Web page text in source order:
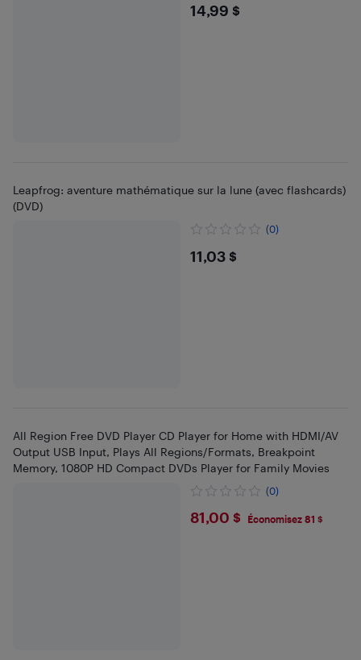
$14.99
14,99 $
Leapfrog: aventure mathématique sur la lune (avec flashcards)
(DVD)
(0)
$11.03
11,03 $
All Region Free DVD Player CD Player for Home with HDMI/AV
Output USB Input, Plays All Regions/Formats, Breakpoint
Memory, 1080P HD Compact DVDs Player for Family Movies
(0)
$81
81,00 $ Économisez 81 $